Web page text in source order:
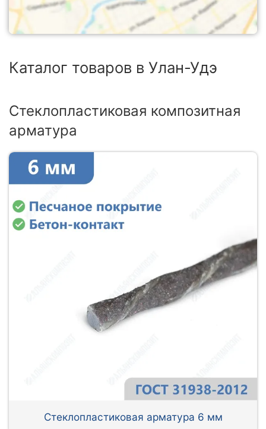
Каталог товаров в Улан-Удэ
Стеклопластиковая композитная
арматура
Стеклопластиковая арматура 6 мм